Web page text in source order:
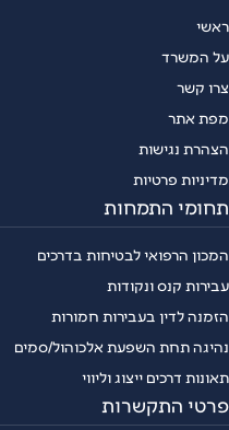
המשרד
קשר
אתר
נגישות
פרטיות
התמחות
הרפואי לבטיחות בדרכים
קנס ונקודות
לדין בעבירות חמורות
תחת השפעת אלכוהול/סמים
דרכים ייצוג וליווי
התקשרות